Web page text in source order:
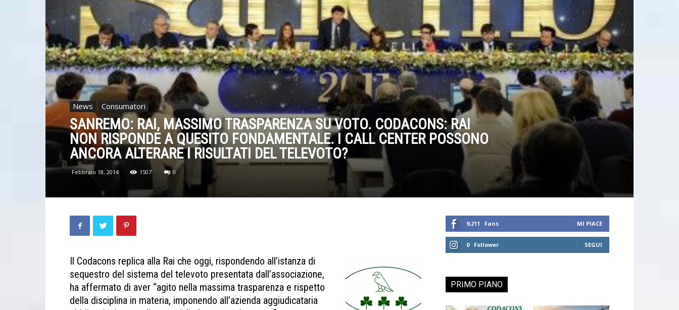
News Consumatori
SANREMO: RAI, MASSIMO TRASPARENZA SU VOTO. CODACONS: RAI
NON RISPONDE A QUESITO FONDAMENTALE. I CALL CENTER POSSONO
ANCORA ALTERARE I RISULTATI DEL TELEVOTO?
Febbraio 18, 2014 1507 0
Il Codacons replica alla Rai che oggi, rispondendo all’istanza di
sequestro del sistema del televoto presentata dall’associazione,
ha affermato di aver “agito nella massima trasparenza e rispetto
della disciplina in materia, imponendo all’azienda aggiudicataria
9,211 Fans MI PIACE
0 Follower SEGUI
PRIMO PIANO